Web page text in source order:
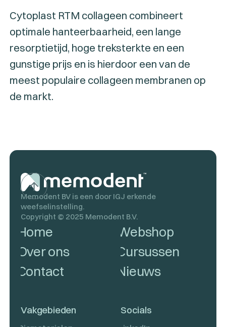
Cytoplast RTM collageen combineert
optimale hanteerbaarheid, een lange
resorptietijd, hoge treksterkte en een
gunstige prijs en is hierdoor een van de
meest populaire collageen membranen op
de markt.
Memodent BV is een door IGJ erkende
weefselinstelling.
Copyright © 2025 Memodent B.V.
Home
Over ons
Contact
Webshop
Cursussen
Nieuws
Vakgebieden Socials